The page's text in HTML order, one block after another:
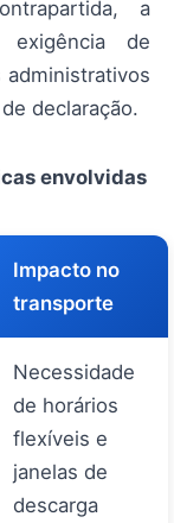
a
exigência de
declaração.
envolvidas
Impacto no
transporte
Necessidade
de horários
flexíveis e
janelas de
descarga